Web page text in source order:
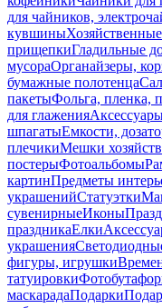
для чайников,
кувшины
прищепкиГладильные
мусораОрганайзеры,
бумажные полотенца
пакетыФольга, пленка,
для глажения
шпагатыЕмкости,
плечикиМешки
постерыФотоальбомы
картинПредметы
украшенийСтатуэтки
сувенирныеИконы
праздникаЕлки
украшения
фигуры, игрушки
татуировки
маскарадаПодарки